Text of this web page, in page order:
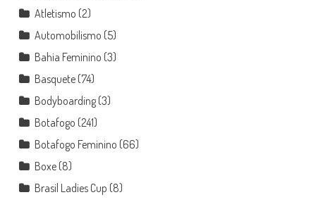
Atletismo (2)
Automobilismo (5)
Bahia Feminino (3)
Basquete(74)
Bodyboarding(3)
Botafogo (241)
Botafogo Feminino (66)
Boxe(8)
Brasil Ladies Cup (8)